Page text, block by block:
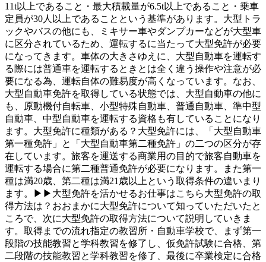
11t以上であること・最大積載量が6.5t以上であること・乗車
定員が30人以上であることという基準があります。大型トラ
ックやバスの他にも、ミキサー車やダンプカーなどが大型車
に区分されているため、運転するに当たって大型免許が必要
になってきます。車体の大きさゆえに、大型自動車を運転す
る際には普通車を運転するときとは全く違う操作や注意が必
要になる為、運転自体の難易度が高くなっています。なお、
大型自動車免許を取得している状態では、大型自動車の他に
も、原動機付自転車、小型特殊自動車、普通自動車、準中型
自動車、中型自動車を運転する資格も有していることになり
ます。大型免許に種類がある？大型免許には、「大型自動車
第一種免許」と「大型自動車第二種免許」の二つの区分が存
在しています。旅客を運送する商業用の目的で旅客自動車を
運転する場合に第二種普通免許が必要になります。また第一
種は満20歳、第二種は満21歳以上という取得条件の違いまり
ます。▶▶大型免許を活かせるお仕事はこちら大型免許の取
得方法は？おおまかに大型免許について知っていただいたと
ころで、次に大型免許の取得方法について説明していきま
す。取得までの流れ指定の教習所・自動車学校で、まず第一
段階の技能教習と学科教習を修了し、仮免許試験に合格、第
二段階の技能教習と学科教習を修了、最後に卒業検定に合格